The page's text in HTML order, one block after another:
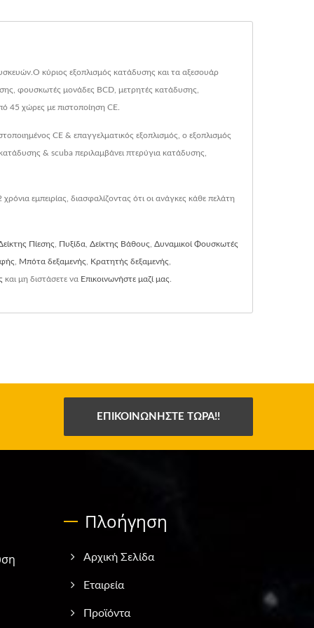
κύριος εξοπλισμός κατάδυσης και τα αξεσουάρ
φουσκωτές μονάδες BCD, μετρητές κατάδυσης,
45 χώρες με πιστοποίηση CE.
CE & επαγγελματικός εξοπλισμός, ο εξοπλισμός
& scuba περιλαμβάνει πτερύγια κατάδυσης,
εμπειρίας, διασφαλίζοντας ότι οι ανάγκες κάθε πελάτη
Πίεσης Πυξίδα Δείκτης Βάθους Δυναμικοί Φουσκωτές
Μπότα δεξαμενής Κρατητής δεξαμενής
και μη διστάσετε να Επικοινωνήστε μαζί μας
ΕΠΙΚΟΙΝΩΝΉΣΤΕ ΤΏΡΑ!!
Πλοήγηση
Αρχική Σελίδα
Εταιρεία
Προϊόντα